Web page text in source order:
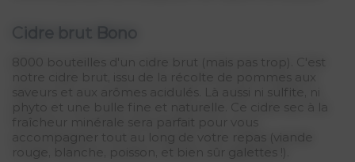
Cidre brut Bono
8000 bouteilles d'un cidre brut (mais pas trop). C'est
notre cidre brut, issu de la récolte de pommes aux
saveurs et aux arômes acidulés. Là aussi ni sulfite, ni
phyto et une bulle fine et naturelle. Ce cidre sec à la
fraîcheur minérale sera parfait pour vous
accompagner tout au long de votre repas (viande
rouge, blanche, poisson, et bien sûr galettes !).